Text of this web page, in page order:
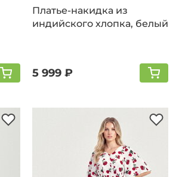
Платье-накидка из
индийского хлопка, белый
5 999 ₽